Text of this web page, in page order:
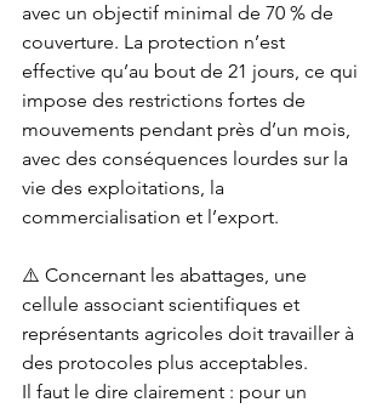
avec un objectif minimal de 70 % de
couverture. La protection n’est
effective qu’au bout de 21 jours, ce qui
impose des restrictions fortes de
mouvements pendant près d’un mois,
avec des conséquences lourdes sur la
vie des exploitations, la
commercialisation et l’export.
⚠️ Concernant les abattages, une
cellule associant scientifiques et
représentants agricoles doit travailler à
des protocoles plus acceptables.
Il faut le dire clairement : pour un